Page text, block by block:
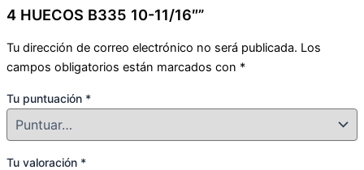
4 HUECOS B335 10-11/16″”
Tu dirección de correo electrónico no será publicada. Los
campos obligatorios están marcados con *
Tu puntuación *
Tu valoración *